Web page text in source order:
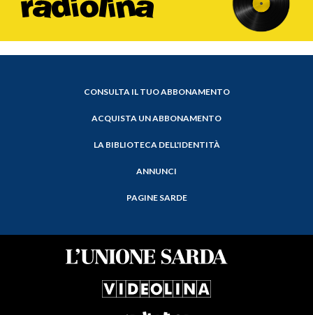
CONSULTA IL TUO ABBONAMENTO
ACQUISTA UN ABBONAMENTO
LA BIBLIOTECA DELL'IDENTITÀ
ANNUNCI
PAGINE SARDE